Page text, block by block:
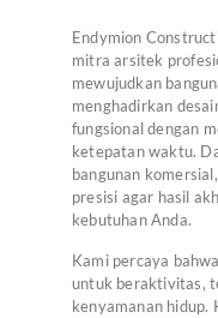
Endymion
mitra arsitek
mewujudkan
menghadirkan
fungsional dengan
ketepatan waktu.
bangunan
presisi agar hasil
kebutuhan Anda.
Kami percaya
untuk beraktivitas,
kenyamanan hidup.